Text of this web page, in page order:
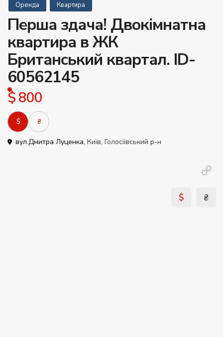
Оренда Квартира
Перша здача! Двокімнатна
квартира в ЖК
Британський квартал. ID-
60562145
$ 800
$ ₴
вул.Дмитра Луценка, Київ, Голосіївський р-н
$ ₴